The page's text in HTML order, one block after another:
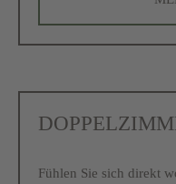
Fühlen Sie sich direkt